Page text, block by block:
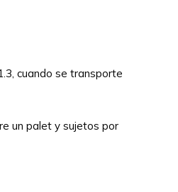
cuando se transporte
un palet y sujetos por